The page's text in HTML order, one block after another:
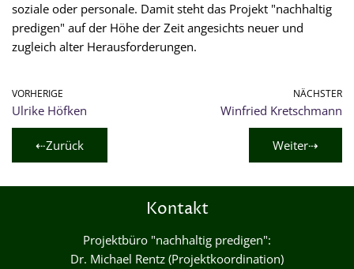
soziale oder personale. Damit steht das Projekt "nachhaltig
predigen" auf der Höhe der Zeit angesichts neuer und
zugleich alter Herausforderungen.
VORHERIGE
Ulrike Höfken
NÄCHSTER
Winfried Kretschmann
⇠Zurück Weiter⇢
Kontakt
Projektbüro "nachhaltig predigen":
Dr. Michael Rentz (Projektkoordination)